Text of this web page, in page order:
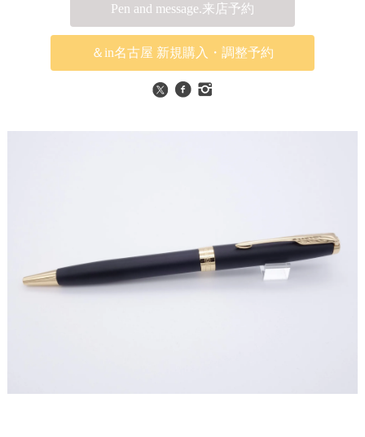
Pen and message.来店予約
＆in名古屋 新規購入・調整予約